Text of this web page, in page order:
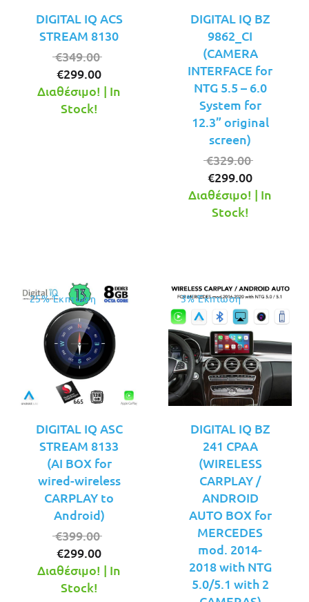
DIGITAL IQ ACS
STREAM 8130
€349.00
was:
€299.00
τρέχουσα
Διαθέσιμο! | In
Stock!
DIGITAL IQ BZ
9862_CI
(CAMERA
INTERFACE for
NTG 5.5 – 6.0
System for
12.3” original
screen)
€329.00
was:
€299.00
τρέχουσα
Διαθέσιμο! | In
Stock!
25% Έκπτωση
DIGITAL IQ ASC
STREAM 8133
(AI BOX for
wired-wireless
CARPLAY to
Android)
€399.00
was:
€299.00
τρέχουσα
Διαθέσιμο! | In
Stock!
3% Έκπτωση
DIGITAL IQ BZ
241 CPAA
(WIRELESS
CARPLAY /
ANDROID
AUTO BOX for
MERCEDES
mod. 2014-
2018 with NTG
5.0/5.1 with 2